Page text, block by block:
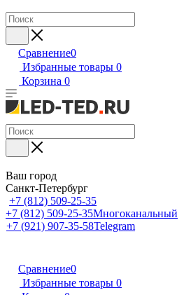
Сравнение0
Избранные товары 0
Корзина 0
Ваш город
Санкт-Петербург
+7 (812) 509-25-35
+7 (812) 509-25-35Многоканальный
+7 (921) 907-35-58Telegram
Сравнение0
Избранные товары 0